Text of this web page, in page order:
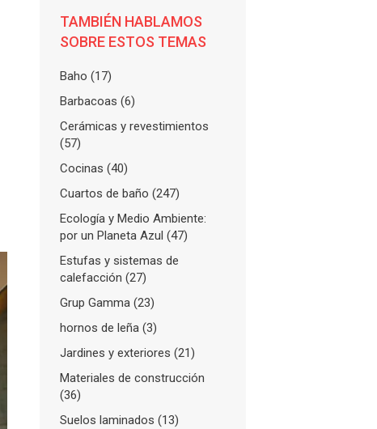
TAMBIÉN HABLAMOS
SOBRE ESTOS TEMAS
Baho (17)
Barbacoas (6)
Cerámicas y revestimientos
(57)
Cocinas (40)
Cuartos de baño (247)
Ecología y Medio Ambiente:
por un Planeta Azul (47)
Estufas y sistemas de
calefacción (27)
Grup Gamma (23)
hornos de leña (3)
Jardines y exteriores (21)
Materiales de construcción
(36)
Suelos laminados (13)